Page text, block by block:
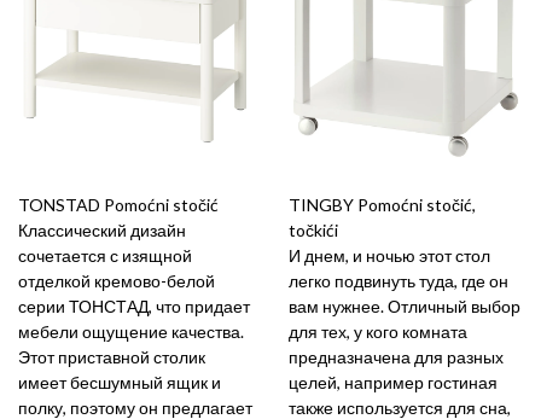
TONSTAD Pomoćni stočić
Классический дизайн
сочетается с изящной
отделкой кремово-белой
серии ТОНСТАД, что придает
мебели ощущение качества.
Этот приставной столик
имеет бесшумный ящик и
полку, поэтому он предлагает
TINGBY Pomoćni stočić,
točkići
И днем, и ночью этот стол
легко подвинуть туда, где он
вам нужнее. Отличный выбор
для тех, у кого комната
предназначена для разных
целей, например гостиная
также используется для сна,